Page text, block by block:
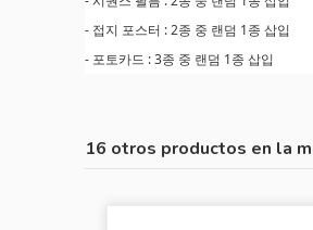
- 접지 포스터 : 2종 중 랜덤 1종 삽입
- 포토카드 : 3종 중 랜덤 1종 삽입
16 otros productos en la